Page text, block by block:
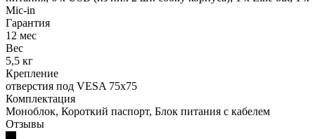
Mic-in
Гарантия
12 мес
Вес
5,5 кг
Крепление
отверстия под VESA 75x75
Комплектация
Моноблок, Короткий паспорт, Блок питания с кабелем
Отзывы